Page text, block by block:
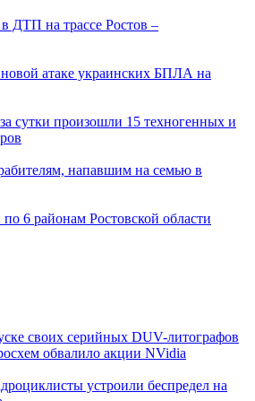
ДТП на трассе Ростов –
атаке украинских БПЛА на
сутки произошли 15 техногенных и
напавшим на семью в
6 районам Ростовской области
своих серийных DUV-литографов
обвалило акции NVidia
устроили беспредел на